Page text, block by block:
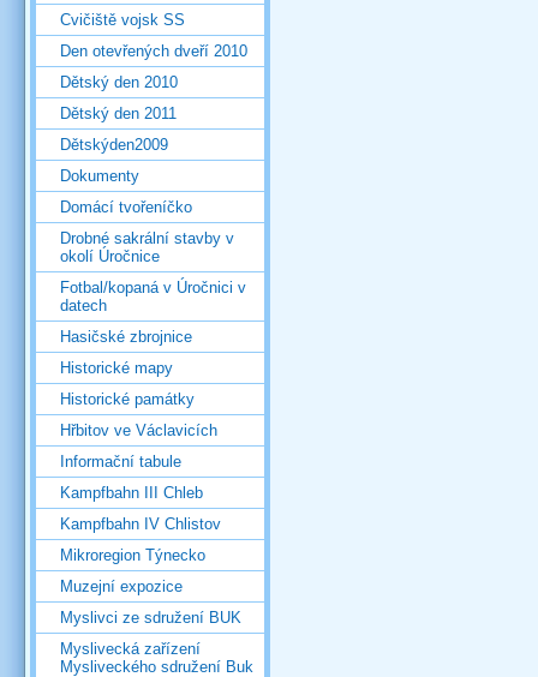
Cvičiště vojsk SS
Den otevřených dveří 2010
Dětský den 2010
Dětský den 2011
Dětskýden2009
Dokumenty
Domácí tvořeníčko
Drobné sakrální stavby v
okolí Úročnice
Fotbal/kopaná v Úročnici v
datech
Hasičské zbrojnice
Historické mapy
Historické památky
Hřbitov ve Václavicích
Informační tabule
Kampfbahn III Chleb
Kampfbahn IV Chlistov
Mikroregion Týnecko
Muzejní expozice
Myslivci ze sdružení BUK
Myslivecká zařízení
Mysliveckého sdružení Buk